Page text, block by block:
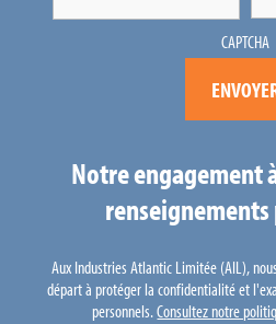
CAPTCHA
Notre engagement
Aux Industries Atlantic Limitée (AIL),
départ à protéger la confidentialité et
personnels.Consultez notre